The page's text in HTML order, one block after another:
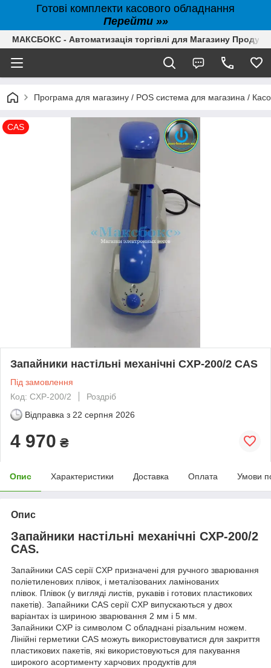
Готові комплекти касового обладнання
Перейти »»
МАКСБОКС - Автоматизація торгівлі для Магазину
Програма для магазину / POS система для магазина /
CAS
Запайники настільні механічні CXP-200/2 CAS
Під замовлення
Код: CXP-200/2
Роздріб
Відправка з 22 серпня 2026
4 970 ₴
Опис Характеристики Доставка Оплата Умови
Опис
Запайники настільні механічні CXP-200/2
CAS.
Запайники CAS серії CXP призначені для ручного зварювання
поліетиленових плівок, і металізованих ламінованих
плівок. Плівок (у вигляді листів, рукавів і готових пластикових
пакетів). Запайники CAS серії CXP випускаються у двох
варіантах із шириною зварювання 2 мм і 5 мм.
Запайники CXP із символом C обладнані різальним ножем.
Лінійні герметики CAS можуть використовуватися для закриття
пластикових пакетів, які використовуються для пакування
широкого асортименту харчових продуктів для